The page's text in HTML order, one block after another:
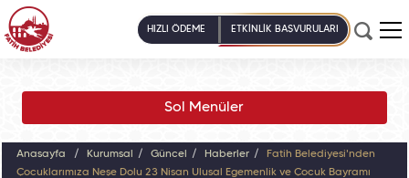
HIZLI ÖDEME ETKİNLİK BAŞVURULARI
Sol Menüler
Anasayfa Kurumsal Güncel Haberler
Fatih Belediyesi'nden
Çocuklarımıza Neşe Dolu 23 Nisan Ulusal Egemenlik ve Çocuk Bayramı